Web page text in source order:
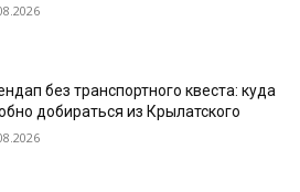
без транспортного квеста: куда
добираться из Крылатского